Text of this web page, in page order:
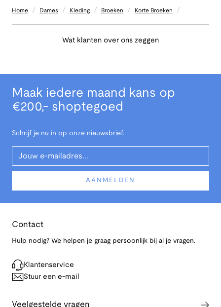
Home / Dames / Kleding / Broeken / Korte Broeken /
Wat klanten over ons zeggen
Maak iedere maand kans op
€200,- shoptegoed
Schrijf je nu in op onze nieuwsbrief.
Your Email
AANMELDEN
Contact
Hulp nodig? We helpen je graag persoonlijk bij al je vragen.
Klantenservice
Stuur een e-mail
Veelgestelde vragen